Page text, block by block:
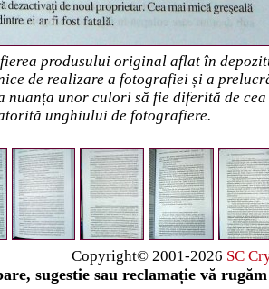
produsului original aflat în
de realizare a fotografiei și a
nuanța unor culori să fie diferită de
unghiului de fotografiere.
Copyright© 2001-2026 SC
sugestie sau reclamație vă